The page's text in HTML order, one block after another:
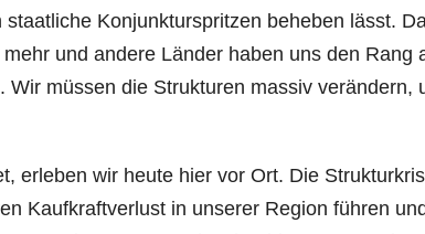
Konjunkturspritzen beheben lässt.
und andere Länder haben uns den Rang
Wir müssen die Strukturen massiv verändern,
erleben wir heute hier vor Ort. Die
Kaufkraftverlust in unserer Region führen